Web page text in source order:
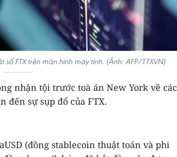
FTX trên màn hình máy tính. (Ảnh: AFP/TTXVN)
nhận tội trước toà án New York về các
đến sự sụp đổ của FTX.
(đồng stablecoin thuật toán và phi